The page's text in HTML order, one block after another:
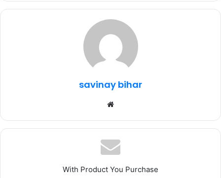
e te
s
A
p
g
ra
e
savinay bihar
With Product You Purchase